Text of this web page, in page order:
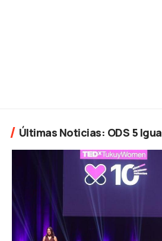
Últimas Noticias: ODS 5